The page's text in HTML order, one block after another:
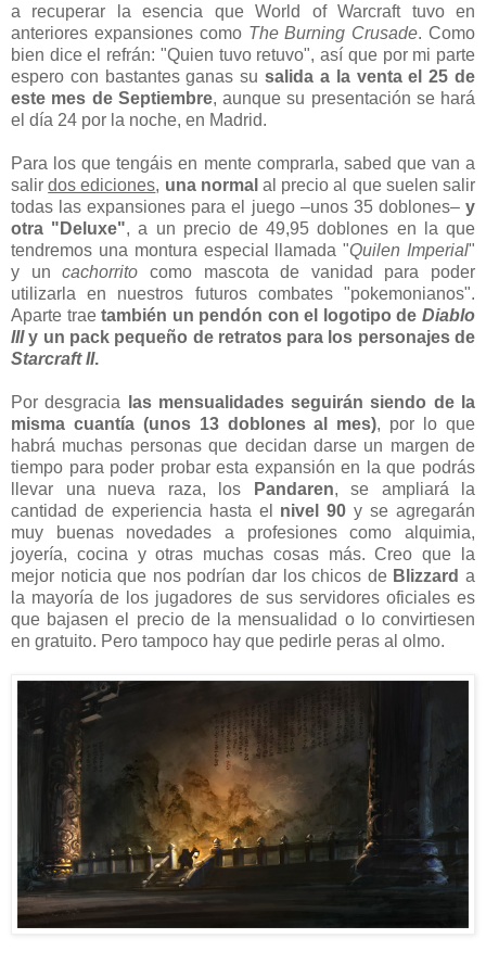
a recuperar la esencia que World of Warcraft tuvo en
anteriores expansiones como The Burning Crusade. Como
bien dice el refrán: "Quien tuvo retuvo", así que por mi parte
espero con bastantes ganas susalida a la venta el 25 de
este mes de Septiembre, aunque su presentación se hará
el día 24 por la noche, en Madrid.
Para los que tengáis en mente comprarla, sabed que van a
salirdos ediciones, una normal al precio al que suelen salir
todas las expansiones para el juego –unos 35 doblones– y
otra "Deluxe", a un precio de 49,95 doblones en la que
tendremos una montura especial llamada "Quilen Imperial"
y uncachorrito como mascota de vanidad para poder
utilizarla en nuestros futuros combates "pokemonianos".
Aparte traetambién un pendón con el logotipo deDiablo
IIIy un pack pequeño de retratos para los personajes de
Starcraft II.
Por desgracia
las mensualidades seguirán siendo de la
misma cuantía (unos 13 doblones al mes), por lo que
habrá muchas personas que decidan darse un margen de
tiempo para poder probar esta expansión en la que podrás
llevar una nueva raza, los
Pandaren, se ampliará la
cantidad de experiencia hasta el nivel 90 y se agregarán
muy buenas novedades a profesiones como alquimia,
joyería, cocina y otras muchas cosas más. Creo que la
mejor noticia que nos podrían dar los chicos de Blizzard a
la mayoría de los jugadores de sus servidores oficiales es
que bajasen el precio de la mensualidad o lo convirtiesen
en gratuito. Pero tampoco hay que pedirle peras al olmo.